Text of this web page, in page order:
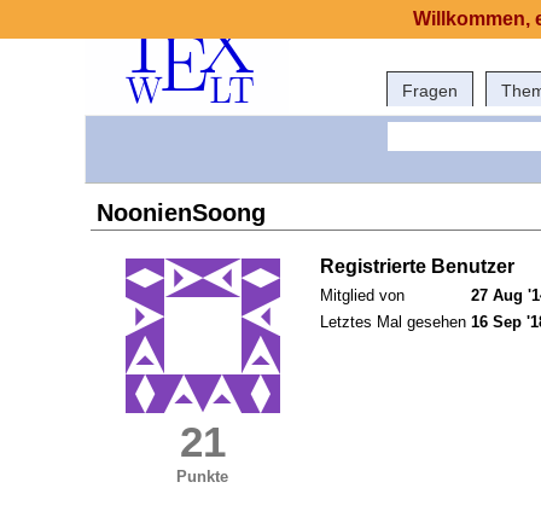
Fragen
NoonienSoong
21
Punkte
Registrierte Benutzer
Mitglied von
27 Aug
Letztes Mal gesehen 16 Sep
Willkommen,